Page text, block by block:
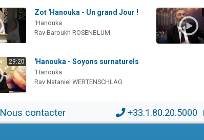
Zot 'Hanouka - Un grand Jour !
'Hanouka
Rav Baroukh ROSENBLUM
29:20 'Hanouka - Soyons surnaturels
'Hanouka
Rav Nataniel WERTENSCHLAG
Nous contacter +33.1.80.20.5000